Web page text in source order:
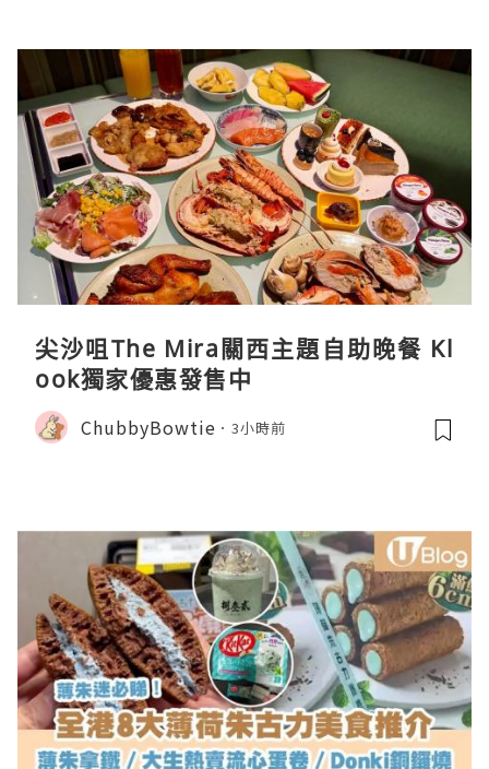
尖沙咀The Mira關西主題自助晚餐 Kl
ook獨家優惠發售中
ChubbyBowtie 3小時前